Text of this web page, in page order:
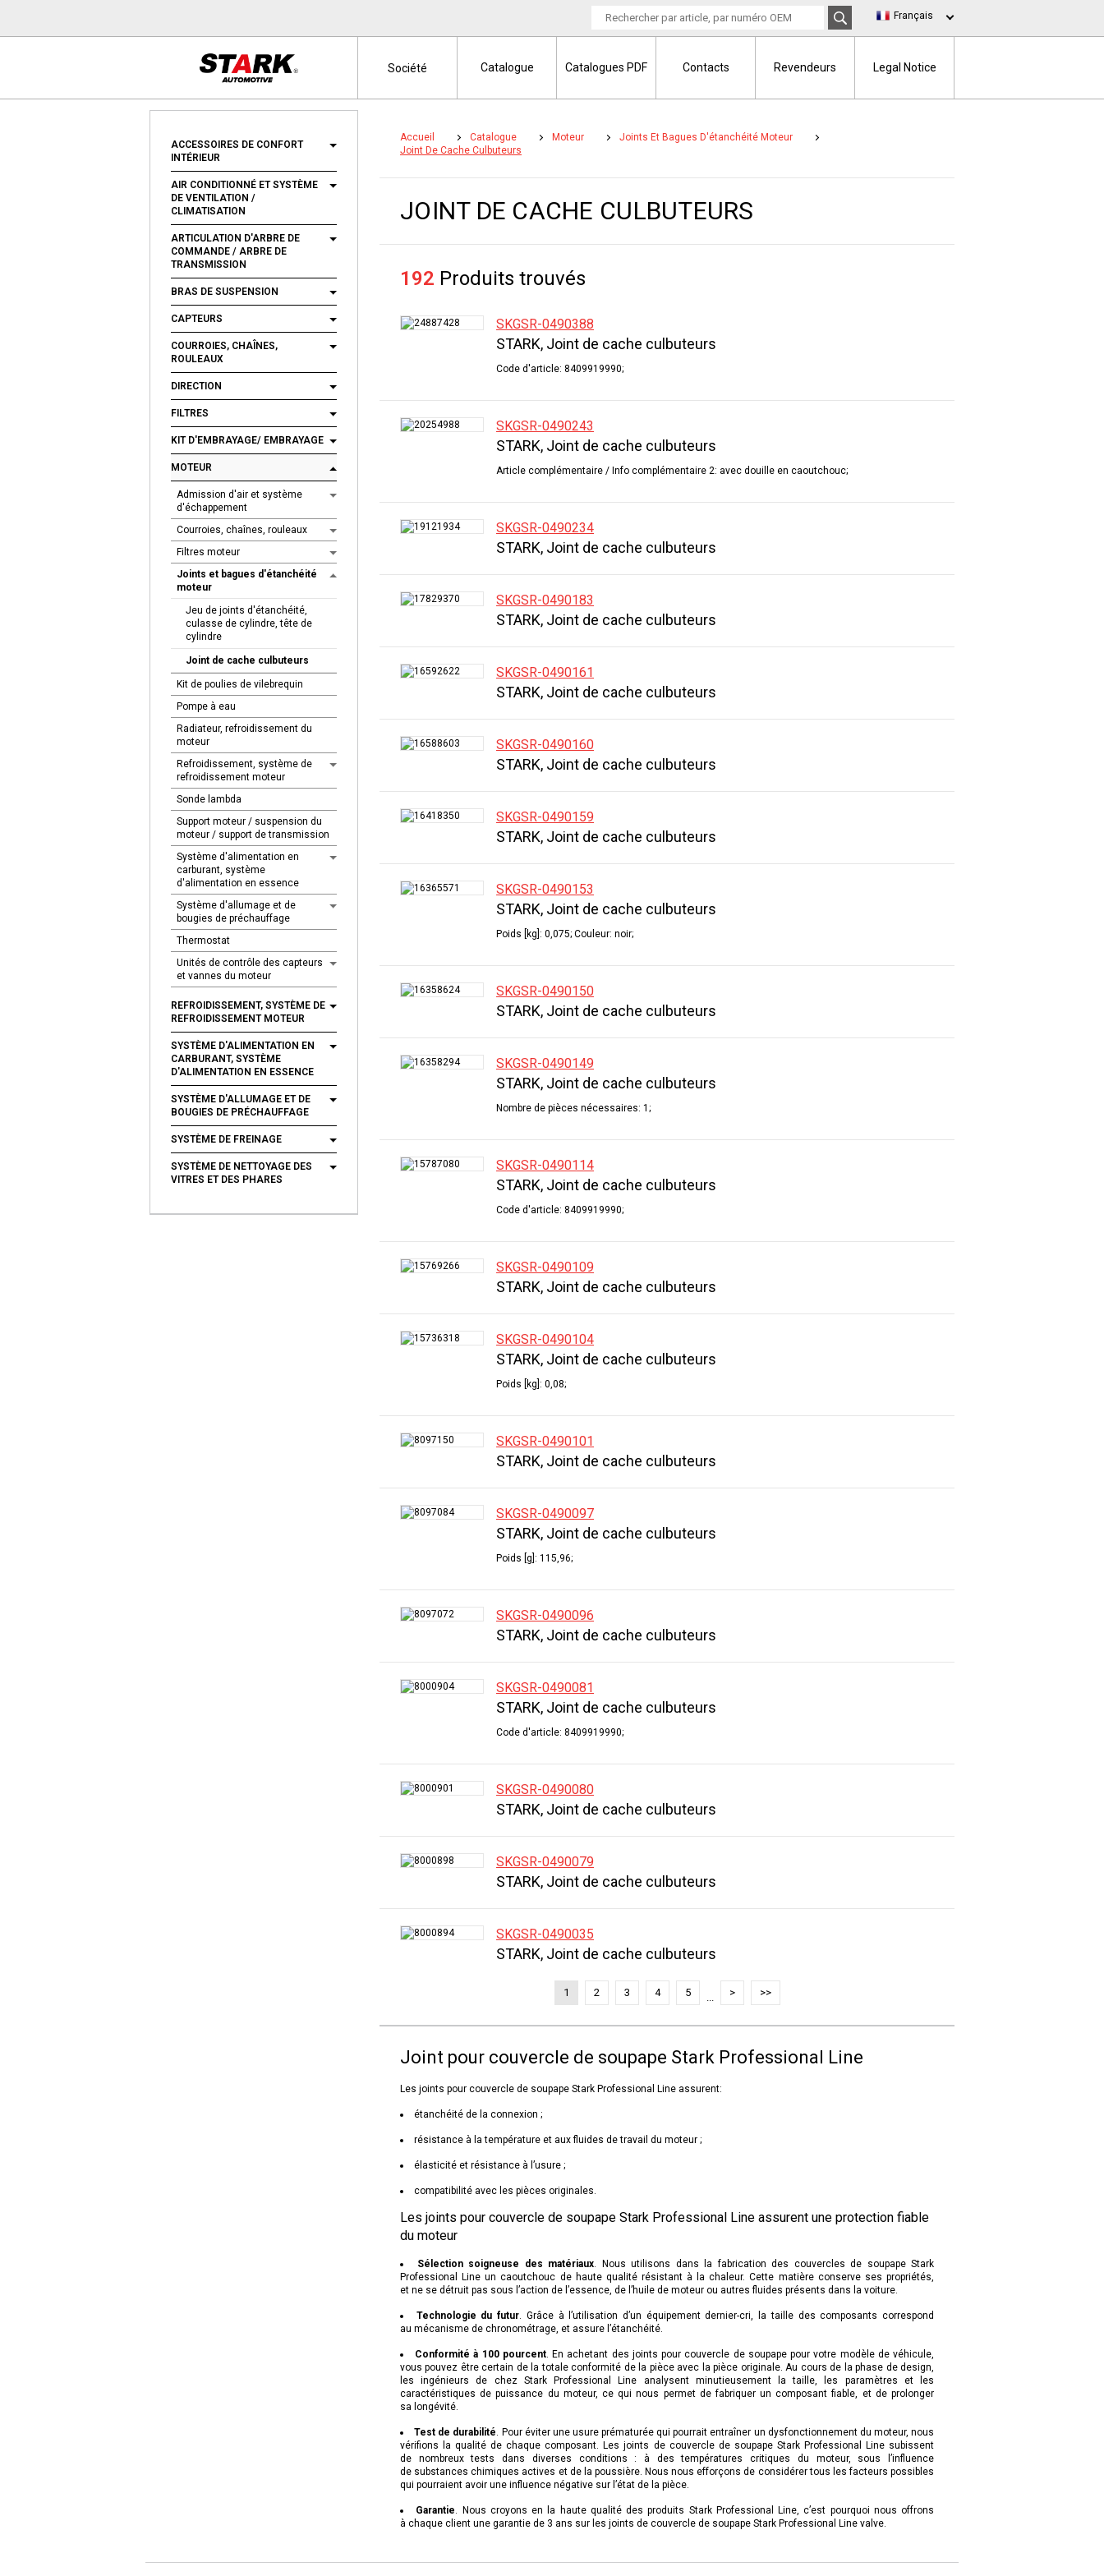
ACCESSOIRES DE CONFORT
INTÉRIEUR
AIR CONDITIONNÉ ET SYSTÈME
DE VENTILATION /
CLIMATISATION
ARTICULATION D'ARBRE DE
COMMANDE / ARBRE DE
TRANSMISSION
BRAS DE SUSPENSION
CAPTEURS
COURROIES, CHAÎNES,
ROULEAUX
DIRECTION
FILTRES
KIT D'EMBRAYAGE/ EMBRAYAGE
MOTEUR
Admission d'air et système
d'échappement
Courroies, chaînes, rouleaux
Filtres moteur
Joints et bagues d'étanchéité
moteur
Jeu de joints d'étanchéité,
culasse de cylindre, tête de
cylindre
Joint de cache culbuteurs
Kit de poulies de vilebrequin
Pompe à eau
Radiateur, refroidissement du
moteur
Refroidissement, système de
refroidissement moteur
Sonde lambda
Support moteur / suspension du
moteur / support de transmission
Système d'alimentation en
carburant, système
d'alimentation en essence
Système d'allumage et de
bougies de préchauffage
Thermostat
Unités de contrôle des capteurs
et vannes du moteur
REFROIDISSEMENT, SYSTÈME DE
REFROIDISSEMENT MOTEUR
SYSTÈME D'ALIMENTATION EN
CARBURANT, SYSTÈME
D'ALIMENTATION EN ESSENCE
SYSTÈME D'ALLUMAGE ET DE
BOUGIES DE PRÉCHAUFFAGE
SYSTÈME DE FREINAGE
SYSTÈME DE NETTOYAGE DES
VITRES ET DES PHARES
Accueil Catalogue Moteur
Joints Et Bagues D'étanchéité Moteur
Joint De Cache Culbuteurs
JOINT DE CACHE CULBUTEURS
192 Produits trouvés
SKGSR-0490388
STARK, Joint de cache culbuteurs
Code d'article: 8409919990;
SKGSR-0490243
STARK, Joint de cache culbuteurs
Article complémentaire / Info complémentaire 2: avec douille en caoutchouc;
SKGSR-0490234
STARK, Joint de cache culbuteurs
SKGSR-0490183
STARK, Joint de cache culbuteurs
SKGSR-0490161
STARK, Joint de cache culbuteurs
SKGSR-0490160
STARK, Joint de cache culbuteurs
SKGSR-0490159
STARK, Joint de cache culbuteurs
SKGSR-0490153
STARK, Joint de cache culbuteurs
Poids [kg]: 0,075; Couleur: noir;
SKGSR-0490150
STARK, Joint de cache culbuteurs
SKGSR-0490149
STARK, Joint de cache culbuteurs
Nombre de pièces nécessaires: 1;
SKGSR-0490114
STARK, Joint de cache culbuteurs
Code d'article: 8409919990;
SKGSR-0490109
STARK, Joint de cache culbuteurs
SKGSR-0490104
STARK, Joint de cache culbuteurs
Poids [kg]: 0,08;
SKGSR-0490101
STARK, Joint de cache culbuteurs
SKGSR-0490097
STARK, Joint de cache culbuteurs
Poids [g]: 115,96;
SKGSR-0490096
STARK, Joint de cache culbuteurs
SKGSR-0490081
STARK, Joint de cache culbuteurs
Code d'article: 8409919990;
SKGSR-0490080
STARK, Joint de cache culbuteurs
SKGSR-0490079
STARK, Joint de cache culbuteurs
SKGSR-0490035
STARK, Joint de cache culbuteurs
1 2 3 4 5 ... > >>
Joint pour couvercle de soupape Stark Professional Line
Les joints pour couvercle de soupape Stark Professional Line assurent:
étanchéité de la connexion ;
résistance à la température et aux fluides de travail du moteur ;
élasticité et résistance à l’usure ;
compatibilité avec les pièces originales.
Les joints pour couvercle de soupape Stark Professional Line assurent une protection fiable
du moteur
Sélection soigneuse des matériaux. Nous utilisons dans la fabrication des couvercles de soupape Stark
Professional Line un caoutchouc de haute qualité résistant à la chaleur. Cette matière conserve ses propriétés,
et ne se détruit pas sous l’action de l’essence, de l’huile de moteur ou autres fluides présents dans la voiture.
Technologie du futur. Grâce à l’utilisation d’un équipement dernier-cri, la taille des composants correspond
au mécanisme de chronométrage, et assure l’étanchéité.
Conformité à 100 pourcent. En achetant des joints pour couvercle de soupape pour votre modèle de véhicule,
vous pouvez être certain de la totale conformité de la pièce avec la pièce originale. Au cours de la phase de design,
les ingénieurs de chez Stark Professional Line analysent minutieusement la taille, les paramètres et les
caractéristiques de puissance du moteur, ce qui nous permet de fabriquer un composant fiable, et de prolonger
sa longévité.
Test de durabilité. Pour éviter une usure prématurée qui pourrait entraîner un dysfonctionnement du moteur, nous
vérifions la qualité de chaque composant. Les joints de couvercle de soupape Stark Professional Line subissent
de nombreux tests dans diverses conditions : à des températures critiques du moteur, sous l’influence
de substances chimiques actives et de la poussière. Nous nous efforçons de considérer tous les facteurs possibles
qui pourraient avoir une influence négative sur l’état de la pièce.
Garantie. Nous croyons en la haute qualité des produits Stark Professional Line, c’est pourquoi nous offrons
à chaque client une garantie de 3 ans sur les joints de couvercle de soupape Stark Professional Line valve.
Français
Société Catalogue Catalogues PDF Contacts Revendeurs Legal Notice